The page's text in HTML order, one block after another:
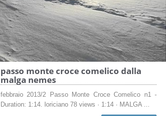
passo monte croce comelico dalla
malga nemes
febbraio 2013/2 Passo Monte Croce Comelico n1 -
Duration: 1:14. loriciano 78 views · 1:14 · MALGA ...